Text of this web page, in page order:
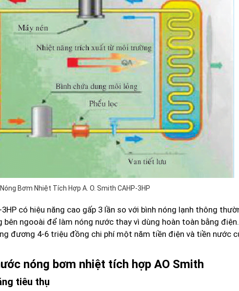
Bơm Nhiệt Tích Hợp A. O. Smith CAHP-3HP
có hiệu năng cao gấp 3 lần so với bình nóng lạnh thông
ngooài để làm nóng nước thay vì dùng hoàn toàn bằng
đương 4-6 triệu đồng chi phí một năm tiền điện và tiền nước
nóng bơm nhiệt tích hợp AO Smith
tiêu thụ